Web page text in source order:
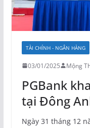
TÀI CHÍNH - NGÂN HÀNG
03/01/2025 Mộng
PGBank
tại Đông
Ngày 31 tháng 12